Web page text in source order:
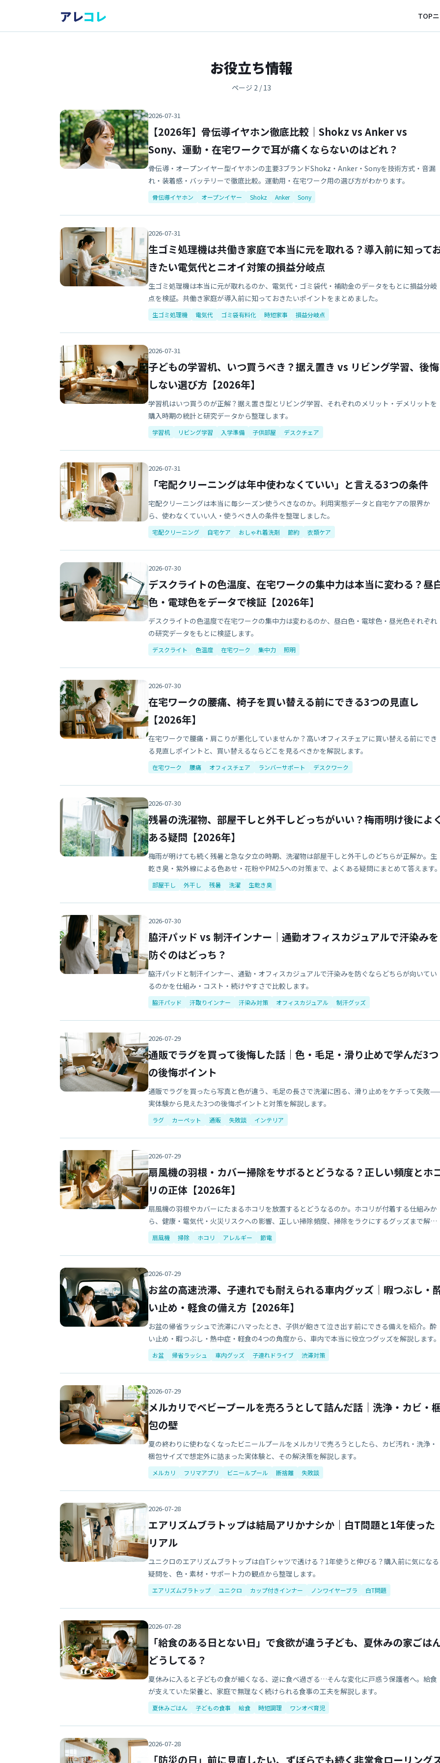
アレコレ TOP
お役立ち情報
ページ 2 / 13
2026-07-31
【2026年】骨伝導イヤホン徹底比較｜Shokz vs Anker vs
Sony、運動・在宅ワークで耳が痛くならないのはどれ？
骨伝導・オープンイヤー型イヤホンの主要3ブランドShokz・Anker・Sonyを技術方式・音漏
れ・装着感・バッテリーで徹底比較。運動用・在宅ワーク用の選び方がわかります。
骨伝導イヤホン オープンイヤー Shokz Anker Sony
2026-07-31
生ゴミ処理機は共働き家庭で本当に元を取れる？導入前に知って
きたい電気代とニオイ対策の損益分岐点
生ゴミ処理機は本当に元が取れるのか、電気代・ゴミ袋代・補助金のデータをもとに損益分岐
点を検証。共働き家庭が導入前に知っておきたいポイントをまとめました。
生ゴミ処理機 電気代 ゴミ袋有料化 時短家事 損益分岐点
2026-07-31
子どもの学習机、いつ買うべき？据え置き vs リビング学習、後悔
しない選び方【2026年】
学習机はいつ買うのが正解？据え置き型とリビング学習、それぞれのメリット・デメリットを
購入時期の統計と研究データから整理します。
学習机 リビング学習 入学準備 子供部屋 デスクチェア
2026-07-31
「宅配クリーニングは年中使わなくていい」と言える3つの条件
宅配クリーニングは本当に毎シーズン使うべきなのか。利用実態データと自宅ケアの限界か
ら、使わなくていい人・使うべき人の条件を整理しました。
宅配クリーニング 自宅ケア おしゃれ着洗剤 節約 衣類ケア
2026-07-30
デスクライトの色温度、在宅ワークの集中力は本当に変わる？昼
色・電球色をデータで検証【2026年】
デスクライトの色温度で在宅ワークの集中力は変わるのか、昼白色・電球色・昼光色それぞれ
の研究データをもとに検証します。
デスクライト 色温度 在宅ワーク 集中力 照明
2026-07-30
在宅ワークの腰痛、椅子を買い替える前にできる3つの見直し
【2026年】
在宅ワークで腰痛・肩こりが悪化していませんか？高いオフィスチェアに買い替える前にでき
る見直しポイントと、買い替えるならどこを見るべきかを解説します。
在宅ワーク 腰痛 オフィスチェア ランバーサポート デスクワーク
2026-07-30
残暑の洗濯物、部屋干しと外干しどっちがいい？梅雨明け後によ
ある疑問【2026年】
梅雨が明けても続く残暑と急な夕立の時期、洗濯物は部屋干しと外干しのどちらが正解か。生
乾き臭・紫外線による色あせ・花粉やPM2.5への対策まで、よくある疑問にまとめて答えます
部屋干し 外干し 残暑 洗濯 生乾き臭
2026-07-30
脇汗パッド vs 制汗インナー｜通勤オフィスカジュアルで汗染みを
防ぐのはどっち？
脇汗パッドと制汗インナー、通勤・オフィスカジュアルで汗染みを防ぐならどちらが向いてい
るのかを仕組み・コスト・続けやすさで比較します。
脇汗パッド 汗取りインナー 汗染み対策 オフィスカジュアル 制汗グッズ
2026-07-29
通販でラグを買って後悔した話｜色・毛足・滑り止めで学んだ3つ
の後悔ポイント
通販でラグを買ったら写真と色が違う、毛足の長さで洗濯に困る、滑り止めをケチって失敗
実体験から見えた3つの後悔ポイントと対策を解説します。
ラグ カーペット 通販 失敗談 インテリア
2026-07-29
扇風機の羽根・カバー掃除をサボるとどうなる？正しい頻度とホ
リの正体【2026年】
扇風機の羽根やカバーにたまるホコリを放置するとどうなるのか。ホコリが付着する仕組みか
ら、健康・電気代・火災リスクへの影響、正しい掃除頻度、掃除をラクにするグッズまで解説
します。
扇風機 掃除 ホコリ アレルギー 節電
2026-07-29
お盆の高速渋滞、子連れでも耐えられる車内グッズ｜暇つぶし・
い止め・軽食の備え方【2026年】
お盆の帰省ラッシュで渋滞にハマったとき、子供が飽きて泣き出す前にできる備えを紹介。酔
い止め・暇つぶし・熱中症・軽食の4つの角度から、車内で本当に役立つグッズを解説します。
お盆 帰省ラッシュ 車内グッズ 子連れドライブ 渋滞対策
2026-07-29
メルカリでベビープールを売ろうとして詰んだ話｜洗浄・カビ・
包の壁
夏の終わりに使わなくなったビニールプールをメルカリで売ろうとしたら、カビ汚れ・洗浄・
梱包サイズで想定外に詰まった実体験と、その解決策を解説します。
メルカリ フリマアプリ ビニールプール 断捨離 失敗談
2026-07-28
エアリズムブラトップは結局アリかナシか｜白T問題と1年使った
リアル
ユニクロのエアリズムブラトップは白Tシャツで透ける？1年使うと伸びる？購入前に気になる
疑問を、色・素材・サポート力の観点から整理します。
エアリズムブラトップ ユニクロ カップ付きインナー ノンワイヤーブラ 白T問題
2026-07-28
「給食のある日とない日」で食欲が違う子ども、夏休みの家ごは
どうしてる？
夏休みに入ると子どもの食が細くなる、逆に食べ過ぎる…そんな変化に戸惑う保護者へ。給食
が支えていた栄養と、家庭で無理なく続けられる食事の工夫を解説します。
夏休みごはん 子どもの食事 給食 時短調理 ワンオペ育児
2026-07-28
「防災の日」前に見直したい、ずぼらでも続く非常食ローリング